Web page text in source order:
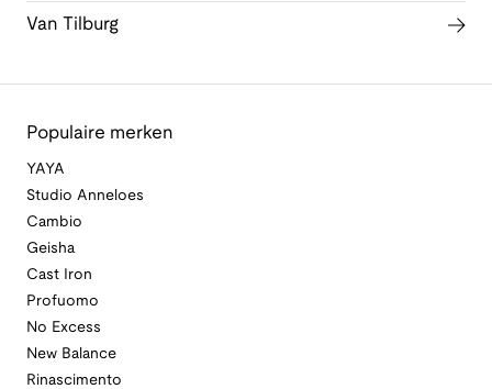
Van Tilburg
Populaire merken
YAYA
Studio Anneloes
Cambio
Geisha
Cast Iron
Profuomo
No Excess
New Balance
Rinascimento